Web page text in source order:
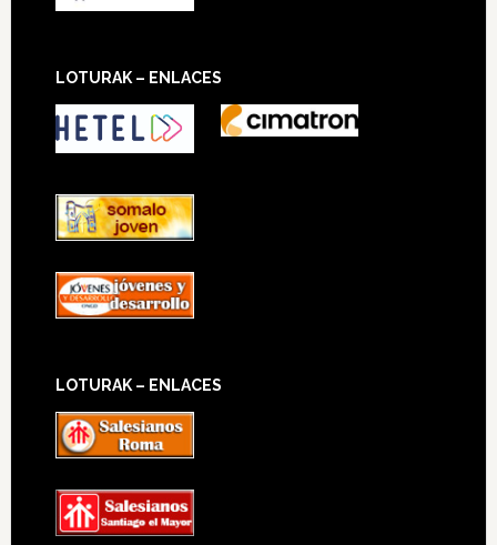
LOTURAK – ENLACES
LOTURAK – ENLACES